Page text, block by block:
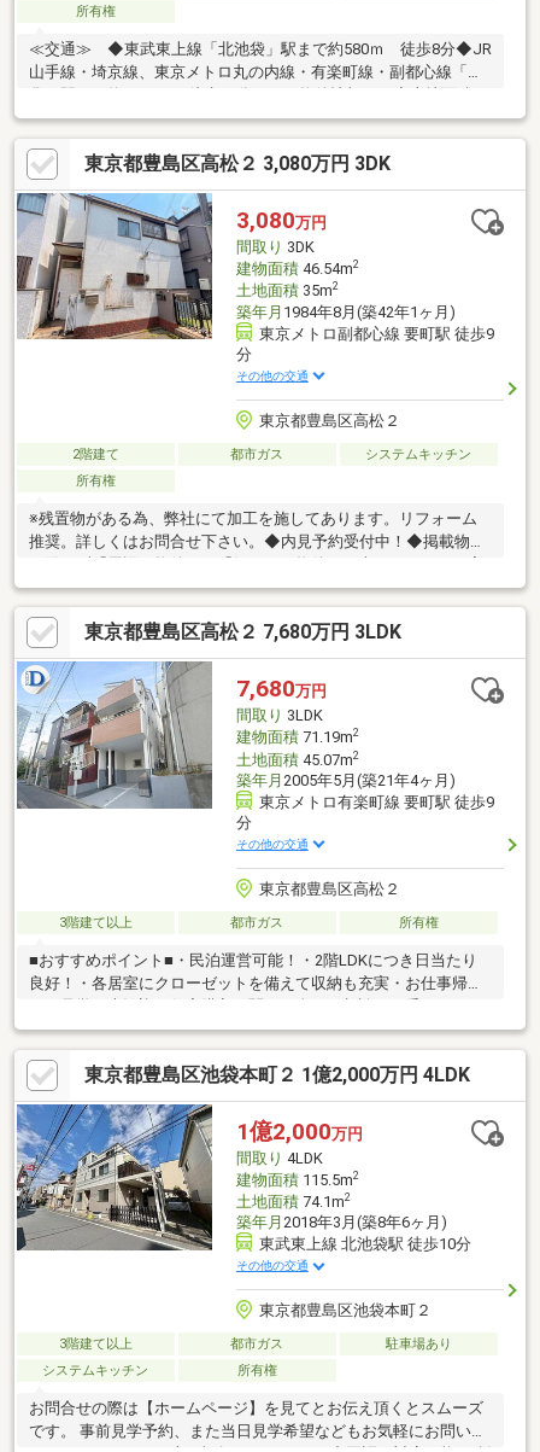
所有権
≪交通≫ ◆東武東上線「北池袋」駅まで約580ｍ 徒歩8分◆JR
山手線・埼京線、東京メトロ丸の内線・有楽町線・副都心線「池
73.01㎡(約22.08坪) ◆建物面積：113.02㎡（約34.18坪） 上
記建物面積は駐車場面積：9.93㎡を含みます。 ◆築年月：2009
年10月 ◆間取り：4LDK ≪アピールポイント≫◆住友不動産
注文住宅◆20帖を超えるLDK◆南向き陽当たり、風通し良好◆二
重サッシ◆太陽光パネル◆床暖房付き
東京都豊島区高松２ 3,080万円 3DK
3,080万円
間取り 3DK
建物面積46.54m2
土地面積35m2
築年月 1984年8月(築42年1ヶ月)
東京メトロ副都心線 要町駅 徒歩9
分
その他の交通
東京都豊島区高松２
2階建て 都市ガス
システムキッチン
所有権
※残置物がある為、弊社にて加工を施してあります。リフォーム
推奨。詳しくはお問合せ下さい。◆内見予約受付中！◆掲載物件
に限らず「周辺の物件」や「気になる物件」も車でまとめてご案
内致します。ご自宅や最寄駅までもお車で送迎しますので、お気
軽にお声かけ下さい♪見学予約ボタンまたはフリーダイヤルま
で！ 【資料請求(無料)】または、フリーダイヤル【0120-99-
3333】まで、お気軽にお問合せ下さい！◆ローン相談承ります！
頭金0円からの購入も可能です！◆資金計画書を作成して、初期
費用や毎月の返済ついてご説明を致します。住宅ローンや買い替
えについてもご相談下さい！
東京都豊島区高松２ 7,680万円 3LDK
7,680万円
間取り 3LDK
建物面積71.19m2
土地面積45.07m2
築年月 2005年5月(築21年4ヶ月)
東京メトロ有楽町線 要町駅 徒歩9
分
その他の交通
東京都豊島区高松２
3階建て以上 都市ガス 所有権
■おすすめポイント■・民泊運営可能！・2階LDKにつき日当たり
良好！・各居室にクローゼットを備えて収納も充実・お仕事帰り
す・探し始めのお客様、正しい家探しをお伝えします＊ご来店頂
きアンケート回答でギフトカードプレゼント！■交通アクセス■・
東京メトロ有楽町線【要町】駅徒歩9分----------------------お気軽に下
記の《資料請求》又は《見学予約》ボタンをクリック！又は大和
アクタス 0120-105-111(通話無料)まで
東京都豊島区池袋本町２ 1億2,000万円 4LDK
1億2,000万円
間取り 4LDK
建物面積115.5m2
土地面積74.1m2
築年月 2018年3月(築8年6ヶ月)
東武東上線 北池袋駅 徒歩10分
その他の交通
東京都豊島区池袋本町２
3階建て以上 都市ガス
駐車場あり
システムキッチン
所有権
お問合せの際は【ホームページ】を見てとお伝え頂くとスムーズ
です。 事前見学予約、また当日見学希望などもお気軽にお問い合